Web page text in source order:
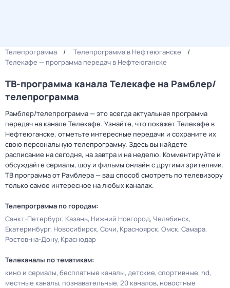
Телепрограмма
Телепрограмма в Нефтеюганске
Телекафе — программа передач в Нефтеюганске
ТВ-программа канала Телекафе на Рамблер/
телепрограмма
Рамблер/телепрограмма — это всегда актуальная программа
передач на канале Телекафе. Узнайте, что покажет Телекафе в
Нефтеюганске, отметьте интересные передачи и сохраните их
свою персональную телепрограмму. Здесь вы найдете
расписание на сегодня, на завтра и на неделю. Комментируйте и
обсуждайте сериалы, шоу и фильмы онлайн с другими зрителями.
ТВ программа от Рамблера — ваш способ смотреть по телевизору
только самое интересное на любых каналах.
Телепрограмма по городам:
Санкт-Петербург Казань Нижний Новгород Челябинск
Екатеринбург Новосибирск Сочи Красноярск Омск Самара
Ростов-на-Дону Краснодар
Телеканалы по тематикам:
кино и сериалы бесплатные каналы детские спортивные hd
местные каналы познавательные 20 каналов новостные